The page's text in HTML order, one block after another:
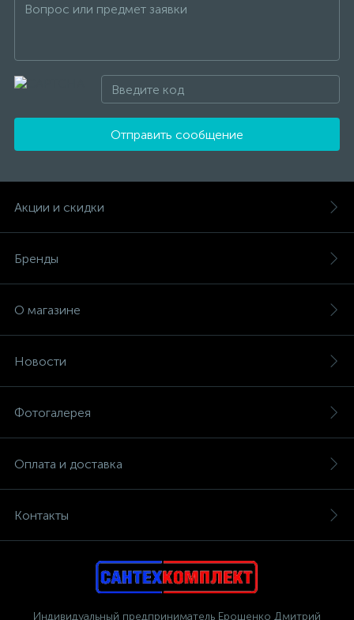
Отправить сообщение
Акции и скидки
Бренды
О магазине
Новости
Фотогалерея
Оплата и доставка
Контакты
Индивидуальный предприниматель Ерошенко Дмитрий